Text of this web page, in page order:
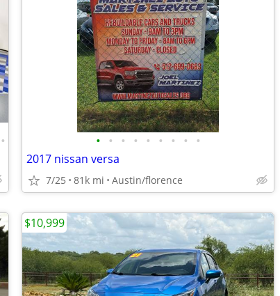
• • • • • • • • • •
2017 nissan versa
7/25 81k mi Austin/florence
$10,999